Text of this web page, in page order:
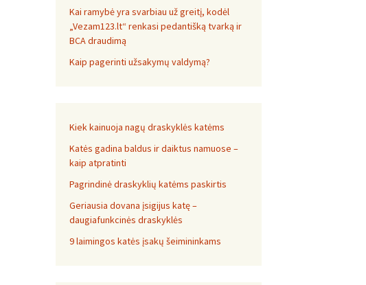
Kai ramybė yra svarbiau už greitį, kodėl
„Vezam123.lt“ renkasi pedantišką tvarką ir
BCA draudimą
Kaip pagerinti užsakymų valdymą?
Kiek kainuoja nagų draskyklės katėms
Katės gadina baldus ir daiktus namuose –
kaip atpratinti
Pagrindinė draskyklių katėms paskirtis
Geriausia dovana įsigijus katę –
daugiafunkcinės draskyklės
9 laimingos katės įsakų šeimininkams